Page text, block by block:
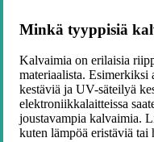
Minkä tyyppisiä
Kalvaimia on erilaisia
materiaalista. Esimerkiksi
kestäviä ja UV-säteilyä
elektroniikkalaitteissa
joustavampia kalvaimia.
kuten lämpöä eristäviä tai